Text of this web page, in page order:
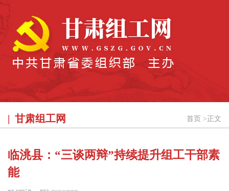
甘肃组工网 首页 > 正文
临洮县：“三谈两辩”持续提升组工干部素
能